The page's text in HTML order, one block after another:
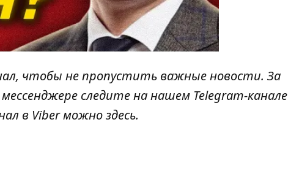
, чтобы не пропустить важные новости. За
следите на нашем Telegram-канале
в Viber можноздесь.